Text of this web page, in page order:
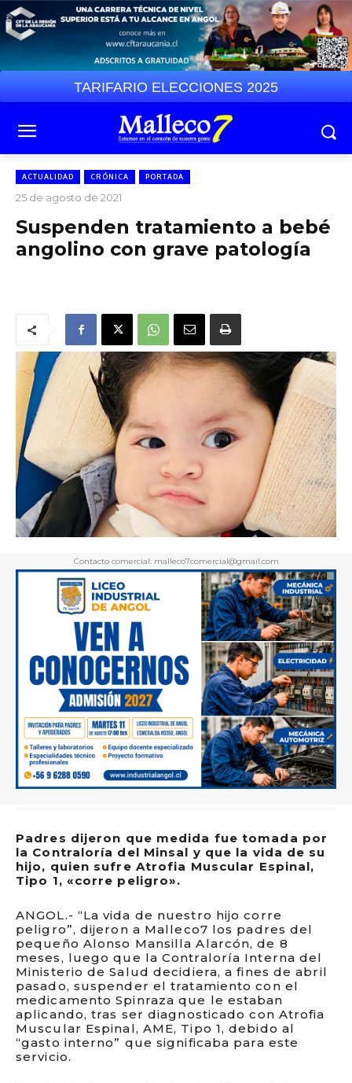
TARIFARIO ELECCIONES 2025
ACTUALIDAD CRÓNICA PORTADA
25 de agosto de 2021
Suspenden tratamiento a bebé
angolino con grave patología
Contacto comercial: malleco7comercial@gmail.com
Padres dijeron que medida fue tomada por
la Contraloría del Minsal y que la vida de su
hijo, quien sufre Atrofia Muscular Espinal,
Tipo 1, «corre peligro».
ANGOL.- “La vida de nuestro hijo corre
peligro”, dijeron a Malleco7 los padres del
pequeño Alonso Mansilla Alarcón, de 8
meses, luego que la Contraloría Interna del
Ministerio de Salud decidiera, a fines de abril
pasado, suspender el tratamiento con el
medicamento Spinraza que le estaban
aplicando, tras ser diagnosticado con Atrofia
Muscular Espinal, AME, Tipo 1, debido al
“gasto interno” que significaba para este
servicio.